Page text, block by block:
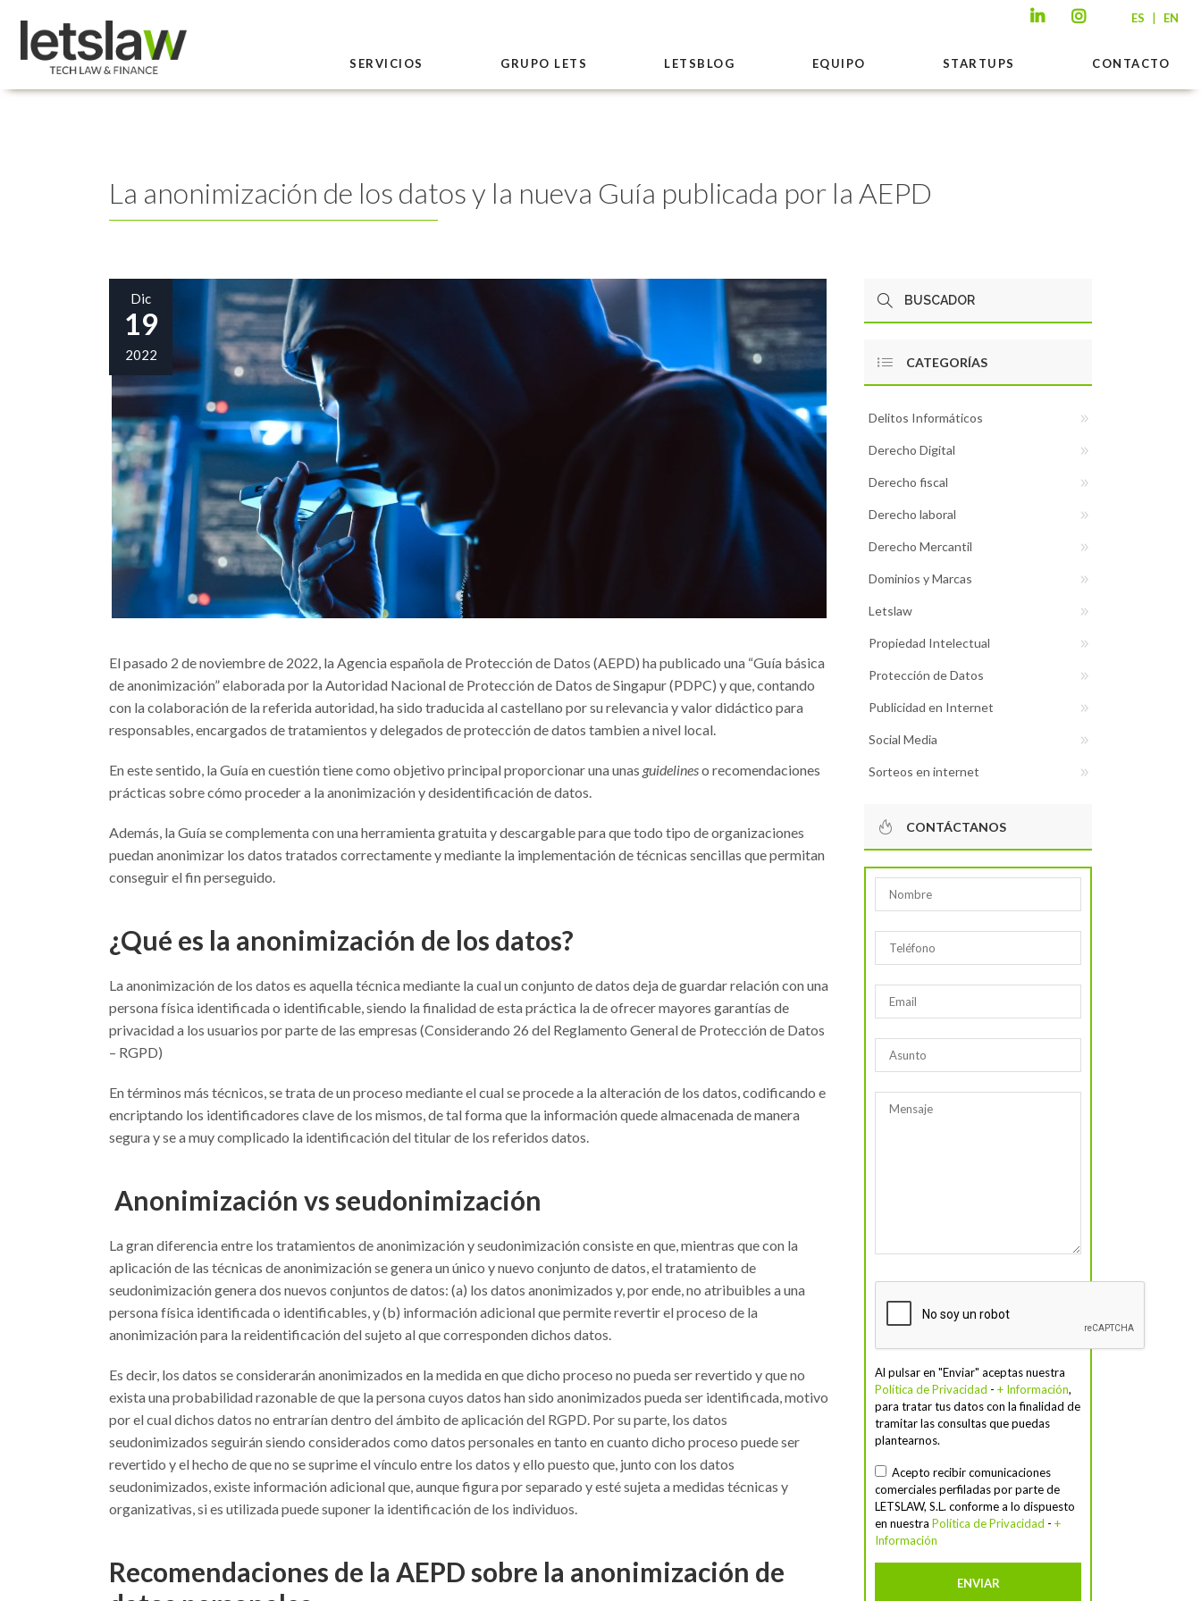
ES | EN
SERVICIOS GRUPO LETS LETSBLOG EQUIPO STARTUPS CONTACTO
La anonimización de los datos y la nueva Guía publicada por la AEPD
Dic
19
2022
El pasado 2 de noviembre de 2022, la Agencia española de Protección de Datos (AEPD) ha publicado una “Guía básica
de anonimización” elaborada por la Autoridad Nacional de Protección de Datos de Singapur (PDPC) y que, contando
con la colaboración de la referida autoridad, ha sido traducida al castellano por su relevancia y valor didáctico para
responsables, encargados de tratamientos y delegados de protección de datos tambien a nivel local.
En este sentido, la Guía en cuestión tiene como objetivo principal proporcionar una unas guidelineso recomendaciones
prácticas sobre cómo proceder a la anonimización y desidentificación de datos.
Además, la Guía se complementa con una herramienta gratuita y descargable para que todo tipo de organizaciones
puedan anonimizar los datos tratados correctamente y mediante la implementación de técnicas sencillas que permitan
conseguir el fin perseguido.
¿Qué es la anonimización de los datos?
La anonimización de los datos es aquella técnica mediante la cual un conjunto de datos deja de guardar relación con una
persona física identificada o identificable, siendo la finalidad de esta práctica la de ofrecer mayores garantías de
privacidad a los usuarios por parte de las empresas (Considerando 26 del Reglamento General de Protección de Datos
– RGPD)
En términos más técnicos, se trata de un proceso mediante el cual se procede a la alteración de los datos, codificando e
encriptando los identificadores clave de los mismos, de tal forma que la información quede almacenada de manera
segura y se a muy complicado la identificación del titular de los referidos datos.
Anonimización vs seudonimización
La gran diferencia entre los tratamientos de anonimización y seudonimización consiste en que, mientras que con la
aplicación de las técnicas de anonimización se genera un único y nuevo conjunto de datos, el tratamiento de
seudonimización genera dos nuevos conjuntos de datos: (a) los datos anonimizados y, por ende, no atribuibles a una
persona física identificada o identificables, y (b) información adicional que permite revertir el proceso de la
anonimización para la reidentificación del sujeto al que corresponden dichos datos.
Es decir, los datos se considerarán anonimizados en la medida en que dicho proceso no pueda ser revertido y que no
exista una probabilidad razonable de que la persona cuyos datos han sido anonimizados pueda ser identificada, motivo
por el cual dichos datos no entrarían dentro del ámbito de aplicación del RGPD. Por su parte, los datos
seudonimizados seguirán siendo considerados como datos personales en tanto en cuanto dicho proceso puede ser
revertido y el hecho de que no se suprime el vínculo entre los datos y ello puesto que, junto con los datos
seudonimizados, existe información adicional que, aunque figura por separado y esté sujeta a medidas técnicas y
organizativas, si es utilizada puede suponer la identificación de los individuos.
Recomendaciones de la AEPD sobre la anonimización de
CATEGORÍAS
Delitos Informáticos
Derecho Digital
Derecho fiscal
Derecho laboral
Derecho Mercantil
Dominios y Marcas
Letslaw
Propiedad Intelectual
Protección de Datos
Publicidad en Internet
Social Media
Sorteos en internet
CONTÁCTANOS
Al pulsar en "Enviar" aceptas nuestra
Política de Privacidad - + Información,
para tratar tus datos con la finalidad de
tramitar las consultas que puedas
plantearnos.
Acepto recibir comunicaciones
comerciales perfiladas por parte de
LETSLAW, S.L. conforme a lo dispuesto
en nuestra Política de Privacidad - +
Información